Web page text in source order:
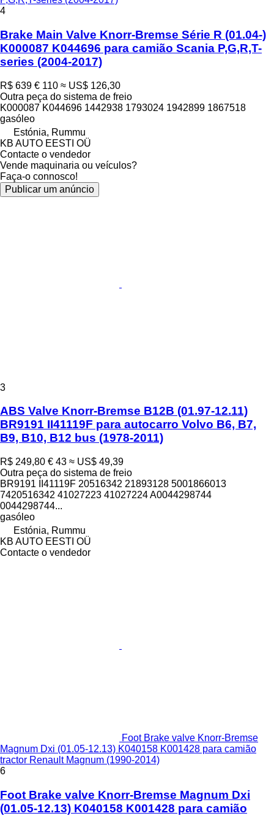
4
Brake Main Valve Knorr-Bremse Série R (01.04-)
K000087 K044696 para camião Scania P,G,R,T-
series (2004-2017)
R$ 639 € 110 ≈ US$ 126,30
Outra peça do sistema de freio
K000087 K044696 1442938 1793024 1942899 1867518
gasóleo
Estónia, Rummu
KB AUTO EESTI OÜ
Contacte o vendedor
Vende maquinaria ou veículos?
Faça-o connosco!
Publicar um anúncio
3
ABS Valve Knorr-Bremse B12B (01.97-12.11)
BR9191 II41119F para autocarro Volvo B6, B7,
B9, B10, B12 bus (1978-2011)
R$ 249,80 € 43 ≈ US$ 49,39
Outra peça do sistema de freio
BR9191 II41119F 20516342 21893128 5001866013
7420516342 41027223 41027224 A0044298744
0044298744...
gasóleo
Estónia, Rummu
KB AUTO EESTI OÜ
Contacte o vendedor
Foot Brake valve Knorr-Bremse
Magnum Dxi (01.05-12.13) K040158 K001428 para camião
tractor Renault Magnum (1990-2014)
6
Foot Brake valve Knorr-Bremse Magnum Dxi
(01.05-12.13) K040158 K001428 para camião